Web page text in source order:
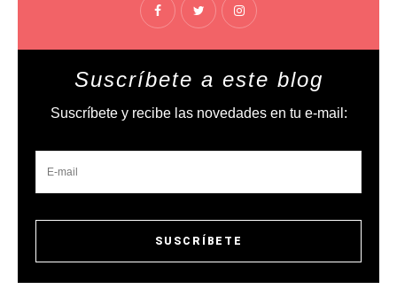
Suscríbete a este blog
Suscríbete y recibe las novedades en tu e-mail: